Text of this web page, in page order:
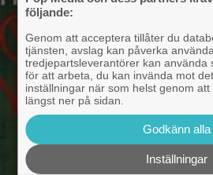
följande:
Genom att acceptera tillåter du
tjänsten, avslag kan påverka
tredjepartsleverantörer kan använda
för att arbeta, du kan invända mot
inställningar när som helst genom
längst ner på sidan.
Godkänn alla
Inställningar